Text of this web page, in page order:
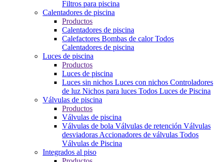
Filtros para piscina
Calentadores de piscina
Productos
Calentadores de piscina
Calefactores Bombas de calorTodos
Calentadores de piscina
Luces de piscina
Productos
Luces de piscina
Luces sin nichos Luces con nichos Controladores
de luz Nichos para luces Todos Luces de Piscina
Válvulas de piscina
Productos
Válvulas de piscina
Válvulas de bola Válvulas de retención Válvulas
desviadoras Accionadores de válvulas Todos
Válvulas de Piscina
Integrados al piso